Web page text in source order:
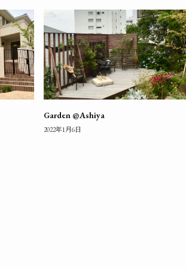
Garden @Ashiya
2022年1月6日